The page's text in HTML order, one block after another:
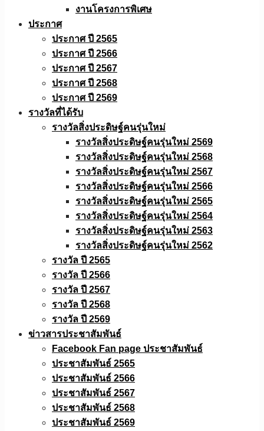
งานโครงการพิเศษ
ประกาศ
ประกาศ ปี 2565
ประกาศ ปี 2566
ประกาศ ปี 2567
ประกาศ ปี 2568
ประกาศ ปี 2569
รางวัลที่ได้รับ
รางวัลสิ่งประดิษฐ์คนรุ่นใหม่
รางวัลสิ่งประดิษฐ์คนรุ่นใหม่ 2569
รางวัลสิ่งประดิษฐ์คนรุ่นใหม่ 2568
รางวัลสิ่งประดิษฐ์คนรุ่นใหม่ 2567
รางวัลสิ่งประดิษฐ์คนรุ่นใหม่ 2566
รางวัลสิ่งประดิษฐ์คนรุ่นใหม่ 2565
รางวัลสิ่งประดิษฐ์คนรุ่นใหม่ 2564
รางวัลสิ่งประดิษฐ์คนรุ่นใหม่ 2563
รางวัลสิ่งประดิษฐ์คนรุ่นใหม่ 2562
รางวัล ปี 2565
รางวัล ปี 2566
รางวัล ปี 2567
รางวัล ปี 2568
รางวัล ปี 2569
ข่าวสารประชาสัมพันธ์
Facebook Fan page ประชาสัมพันธ์
ประชาสัมพันธ์ 2565
ประชาสัมพันธ์ 2566
ประชาสัมพันธ์ 2567
ประชาสัมพันธ์ 2568
ประชาสัมพันธ์ 2569